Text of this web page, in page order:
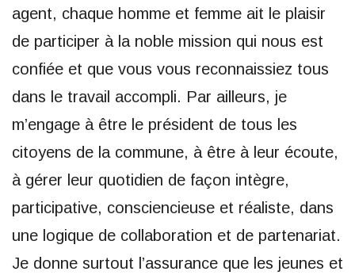
agent, chaque homme et femme ait le plaisir
de participer à la noble mission qui nous est
confiée et que vous vous reconnaissiez tous
dans le travail accompli. Par ailleurs, je
m’engage à être le président de tous les
citoyens de la commune, à être à leur écoute,
à gérer leur quotidien de façon intègre,
participative, consciencieuse et réaliste, dans
une logique de collaboration et de partenariat.
Je donne surtout l’assurance que les jeunes et